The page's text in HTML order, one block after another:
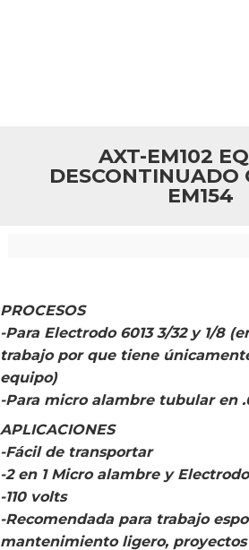
AXT-EM102
DESCONTINUADO
EM154
PROCESOS
-Para Electrodo 6013 3/32 y 1/8
trabajo por que tiene
equipo)
-Para micro alambre tubular en
APLICACIONES
-Fácil de transportar
-2 en 1 Micro alambre y Electrodo
-110 volts
-Recomendada para trabajo
mantenimiento ligero, proyectos